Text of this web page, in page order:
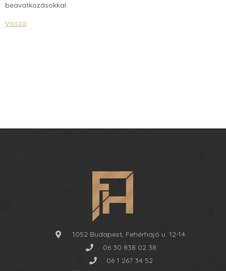
beavatkozásokkal.
Vissza
1052 Budapest, Fehérhajó u. 12-14.
06 30 838 02 38
06 1 267 34 52